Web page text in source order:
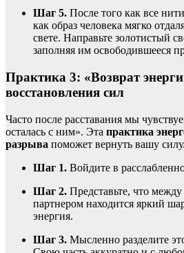
Шаг 5. После того как все
как образ человека мягко
свете. Направьте золотистый
заполняя им освободившееся
Практика 3: «Возврат
восстановления сил
Часто после расставания мы
осталась с ним». Эта практика
разрыва поможет вернуть вашу силу.
Шаг 1. Войдите в
Шаг 2. Представьте, что
партнером находится яркий
энергия.
Шаг 3. Мысленно разделите